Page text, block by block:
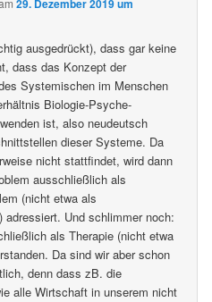
29. Dezember 2019 um
ausgedrückt), dass gar keine
dass das Konzept der
Systemischen im Menschen
Biologie-Psyche-
ist, also neudeutsch
dieser Systeme. Da
nicht stattfindet, wird dann
ausschließlich als
(nicht etwa als
adressiert. Und schlimmer noch:
als Therapie (nicht etwa
Da sind wir aber schon
denn dass zB. die
alle Wirtschaft in unserem nicht